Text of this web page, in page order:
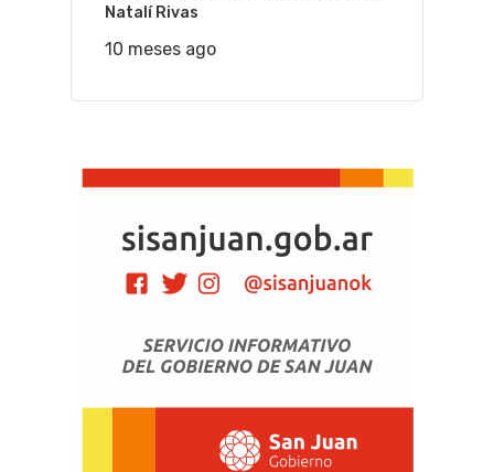
Natalí Rivas
10 meses ago